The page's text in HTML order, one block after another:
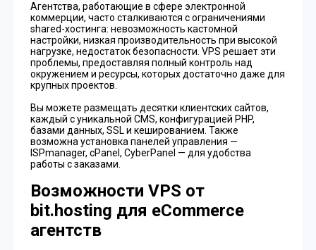
Агентства, работающие в сфере электронной
коммерции, часто сталкиваются с ограничениями
shared-хостинга: невозможность кастомной
настройки, низкая производительность при высокой
нагрузке, недостаток безопасности. VPS решает эти
проблемы, предоставляя полный контроль над
окружением и ресурсы, которых достаточно даже для
крупных проектов.
Вы можете размещать десятки клиентских сайтов,
каждый с уникальной CMS, конфигурацией PHP,
базами данных, SSL и кешированием. Также
возможна установка панелей управления —
ISPmanager, cPanel, CyberPanel — для удобства
работы с заказами.
Возможности VPS от
bit.hosting для eCommerce
агентств